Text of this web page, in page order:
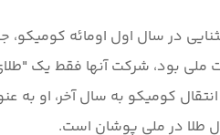
در سال اول اومائه
ملی بود، شرکت آنها فقط یک
کومیکو به سال آخر، او
طلا در ملی پوشان است.